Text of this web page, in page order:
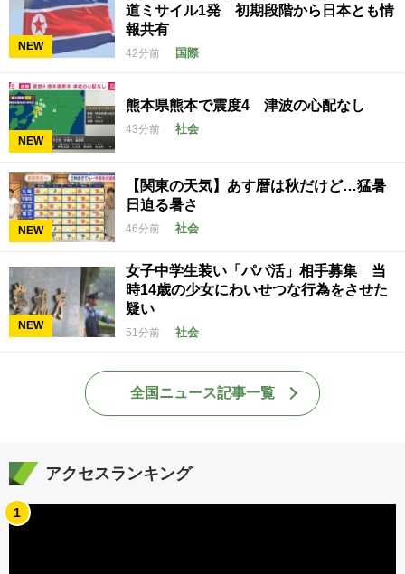
NEW
道ミサイル1発 初期段階から日本とも情
報共有
42分前 国際
NEW
熊本県熊本で震度4 津波の心配なし
43分前 社会
NEW
【関東の天気】あす暦は秋だけど…猛暑
日迫る暑さ
46分前 社会
NEW
女子中学生装い「パパ活」相手募集 当
時14歳の少女にわいせつな行為をさせた
疑い
51分前 社会
全国ニュース記事一覧
アクセスランキング
1